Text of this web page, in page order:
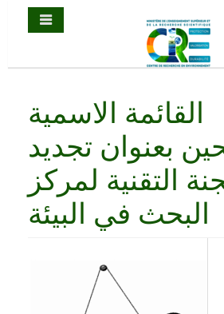
القائمة الاسمية
بعنوان تجديد
التقنية لمركز
البحث في البيئة